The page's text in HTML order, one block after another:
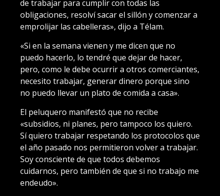
de trabajar para cumplir con todas las
obligaciones, resolví sacar el sillón y comenzar a
emprolijar las cabelleras», dijo a Télam.
«Si en la semana vienen y me dicen que no
puedo hacerlo, lo tendré que dejar de hacer,
pero, como le debe ocurrir a otros comerciantes,
necesito trabajar, generar dinero porque sino
no puedo llevar un plato de comida a casa».
El peluquero manifestó que no recibe
«subsidios, ni planes, pero tampoco los quiero.
Sí quiero trabajar respetando los protocolos que
el año pasado nos permitieron volver a trabajar.
Soy consciente de que todos debemos
cuidarnos, pero también de que si no trabajo me
endeudo».